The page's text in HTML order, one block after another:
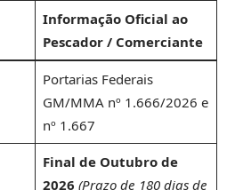
Informação Oficial ao
Pescador / Comerciante
Portarias Federais
GM/MMA nº 1.666/2026 e
nº 1.667
Final de Outubro de
2026 (Prazo de 180 dias de